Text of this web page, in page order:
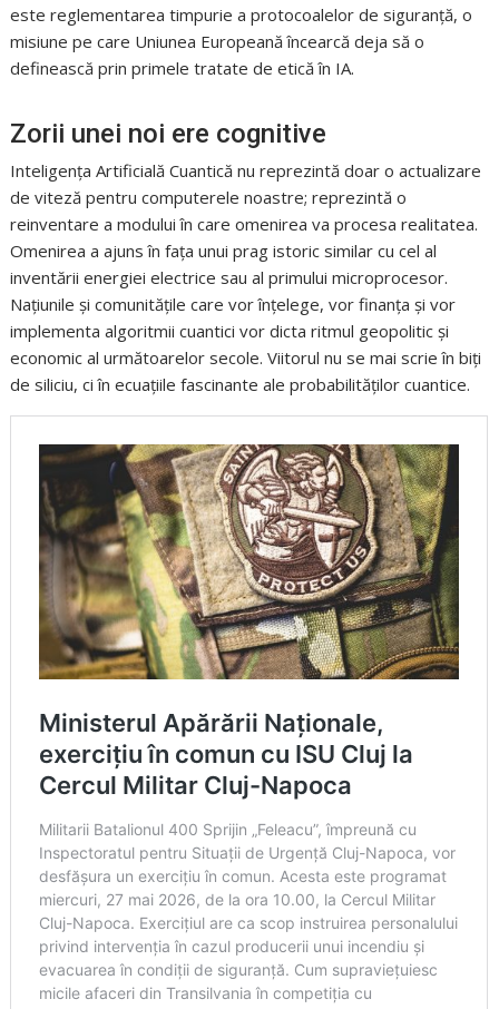
este reglementarea timpurie a protocoalelor de siguranță, o
misiune pe care Uniunea Europeană încearcă deja să o
definească prin primele tratate de etică în IA.
Zorii unei noi ere cognitive
Inteligența Artificială Cuantică nu reprezintă doar o actualizare
de viteză pentru computerele noastre; reprezintă o
reinventare a modului în care omenirea va procesa realitatea.
Omenirea a ajuns în fața unui prag istoric similar cu cel al
inventării energiei electrice sau al primului microprocesor.
Națiunile și comunitățile care vor înțelege, vor finanța și vor
implementa algoritmii cuantici vor dicta ritmul geopolitic și
economic al următoarelor secole. Viitorul nu se mai scrie în biți
de siliciu, ci în ecuațiile fascinante ale probabilităților cuantice.